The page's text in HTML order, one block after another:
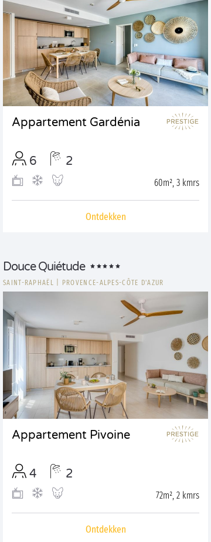
Appartement Gardénia
6 2
60m², 3 kmrs
Ontdekken
Douce Quiétude
SAINT-RAPHAËL PROVENCE-ALPES-CÔTE D'AZUR
Appartement Pivoine
4 2
72m², 2 kmrs
Ontdekken